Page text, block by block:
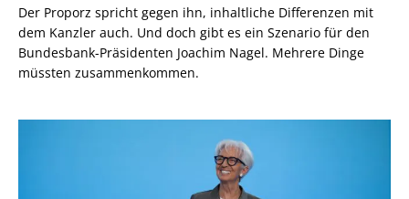
Der Proporz spricht gegen ihn, inhaltliche Differenzen mit
dem Kanzler auch. Und doch gibt es ein Szenario für den
Bundesbank-Präsidenten Joachim Nagel. Mehrere Dinge
müssten zusammenkommen.